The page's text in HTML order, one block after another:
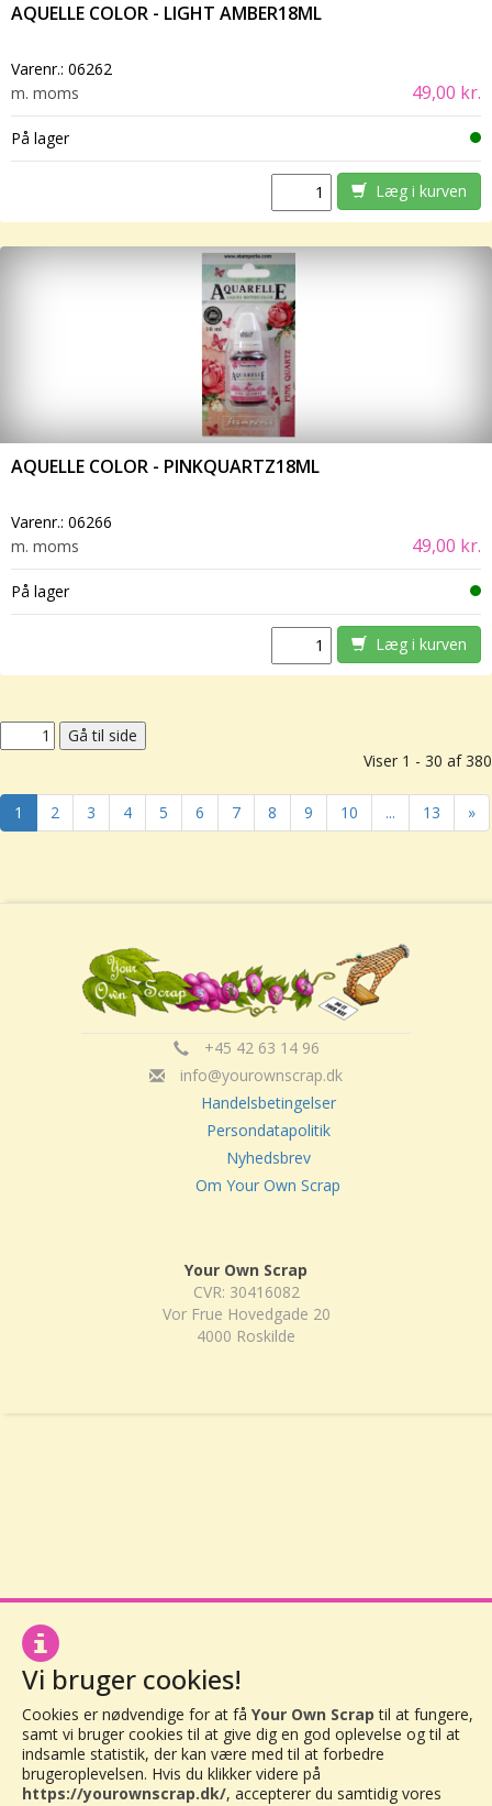
AQUELLE COLOR - LIGHT AMBER18ML
Varenr.: 06262
m. moms
49,00 kr.
På lager
Læg i kurven
AQUELLE COLOR - PINKQUARTZ18ML
Varenr.: 06266
m. moms
49,00 kr.
På lager
Læg i kurven
Viser 1 - 30 af 380
1 2 3 4 5 6 7 8 9 10 ... 13 »
+45 42 63 14 96
info@yourownscrap.dk
Handelsbetingelser
Persondatapolitik
Nyhedsbrev
Om Your Own Scrap
Your Own Scrap
CVR: 30416082
Vor Frue Hovedgade 20
4000 Roskilde
Vi bruger cookies!
Cookies er nødvendige for at få Your Own Scrap til at fungere,
samt vi bruger cookies til at give dig en god oplevelse og til at
indsamle statistik, der kan være med til at forbedre
brugeroplevelsen. Hvis du klikker videre på
https://yourownscrap.dk/, accepterer du samtidig vores